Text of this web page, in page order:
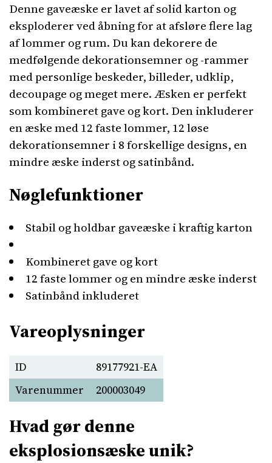
Denne gaveæske er lavet af solid karton og
eksploderer ved åbning for at afsløre flere lag
af lommer og rum. Du kan dekorere de
medfølgende dekorationsemner og -rammer
med personlige beskeder, billeder, udklip,
decoupage og meget mere. Æsken er perfekt
som kombineret gave og kort. Den inkluderer
en æske med 12 faste lommer, 12 løse
dekorationsemner i 8 forskellige designs, en
mindre æske inderst og satinbånd.
Nøglefunktioner
Stabil og holdbar gaveæske i kraftig karton
Kombineret gave og kort
12 faste lommer og en mindre æske inderst
Satinbånd inkluderet
Vareoplysninger
ID
89177921-EA
Varenummer
200003049
Hvad gør denne
eksplosionsæske unik?